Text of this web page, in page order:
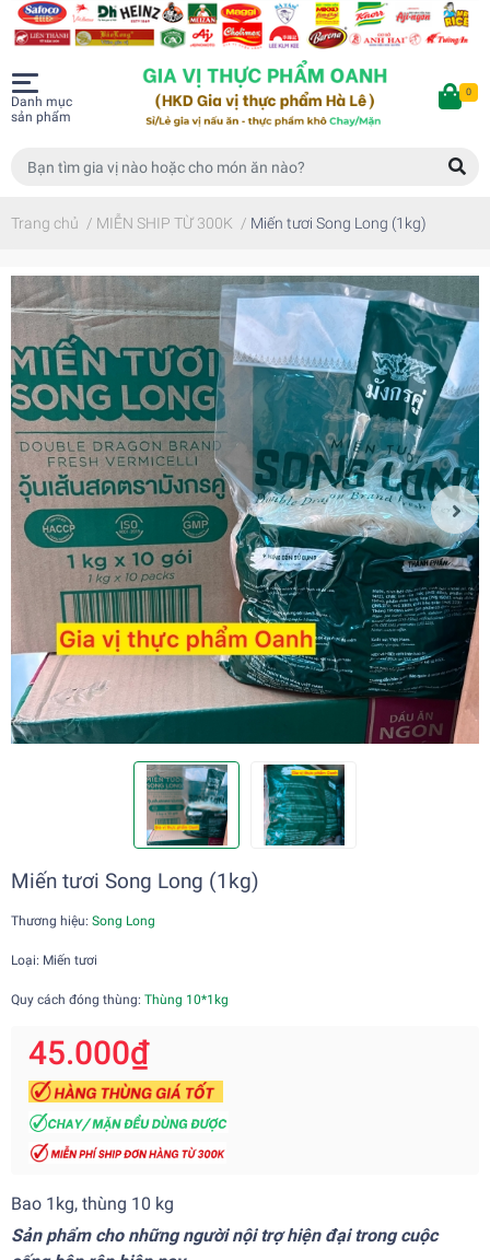
Danh mục
sản phẩm
0
Trang chủ / MIỄN SHIP TỪ 300K / Miến tươi Song Long (1kg)
Miến tươi Song Long (1kg)
Thương hiệu: Song Long
Loại: Miến tươi
Quy cách đóng thùng: Thùng 10*1kg
45.000₫
Bao 1kg, thùng 10 kg
Sản phẩm cho những người nội trợ hiện đại trong cuộc